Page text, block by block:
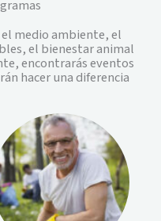
el medio ambiente, el
el bienestar animal
encontrarás eventos
hacer una diferencia